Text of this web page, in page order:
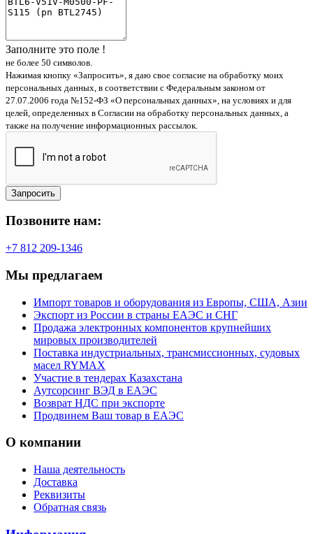
Заполните это поле !
не более 50 символов.
Нажимая кнопку «Запросить», я даю свое согласие на обработку моих
персональных данных, в соответствии с Федеральным законом от
27.07.2006 года №152-ФЗ «О персональных данных», на условиях и для
целей, определенных в Согласии на обработку персональных данных, а
также на получение информационных рассылок.
Запросить
Позвоните нам:
+7 812 209-1346
Мы предлагаем
Импорт товаров и оборудования из Европы, США, Азии
Экспорт из России в страны ЕАЭС и СНГ
Продажа электронных компонентов крупнейших
мировых производителей
Поставка индустриальных, трансмиссионных, судовых
масел RYMAX
Участие в тендерах Казахстана
Аутсорсинг ВЭД в ЕАЭС
Возврат НДС при экспорте
Продвинем Ваш товар в ЕАЭС
О компании
Наша деятельность
Доставка
Реквизиты
Обратная связь